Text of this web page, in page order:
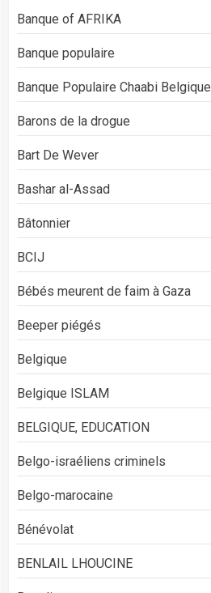
Banque of AFRIKA
Banque populaire
Banque Populaire Chaabi Belgique
Barons de la drogue
Bart De Wever
Bashar al-Assad
Bâtonnier
BCIJ
Bébés meurent de faim à Gaza
Beeper piégés
Belgique
Belgique ISLAM
BELGIQUE, EDUCATION
Belgo-israéliens criminels
Belgo-marocaine
Bénévolat
BENLAIL LHOUCINE